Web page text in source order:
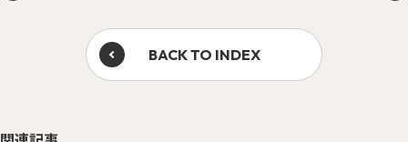
BACK TO INDEX